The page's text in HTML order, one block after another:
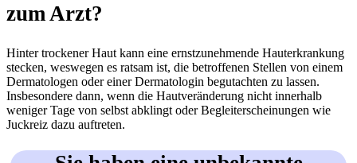
zum Arzt?
Hinter trockener Haut kann eine ernstzunehmende Hauterkrankung
stecken, weswegen es ratsam ist, die betroffenen Stellen von einem
Dermatologen oder einer Dermatologin begutachten zu lassen.
Insbesondere dann, wenn die Hautveränderung nicht innerhalb
weniger Tage von selbst abklingt oder Begleiterscheinungen wie
Juckreiz dazu auftreten.